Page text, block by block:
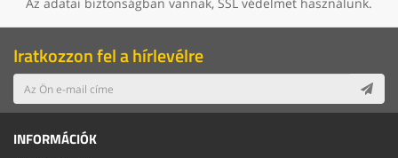
Az adatai biztonságban vannak, SSL védelmet használunk.
Iratkozzon fel a hírlevélre
INFORMÁCIÓK